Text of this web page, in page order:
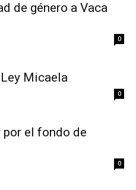
de género a Vaca
0
Micaela
0
por el fondo de
0